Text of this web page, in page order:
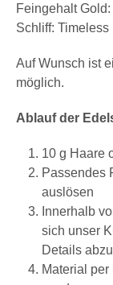
Feingehalt
Schliff: Timeless
Auf Wunsch ist
möglich.
Ablauf der
10 g Haare
Passendes
auslösen
Innerhalb
sich unser
Details
Material